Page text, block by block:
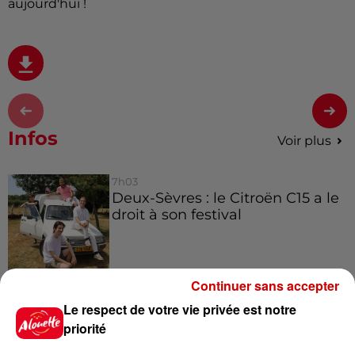
aujourd'hui !
Infos Voir plus
7h03
Deux-Sèvres : le Citroën C15 a le
droit à son festival
Un homme décède après une
noyade dans le Finistère
Le respect de votre vie privée est notre
priorité
Continuer sans accepter